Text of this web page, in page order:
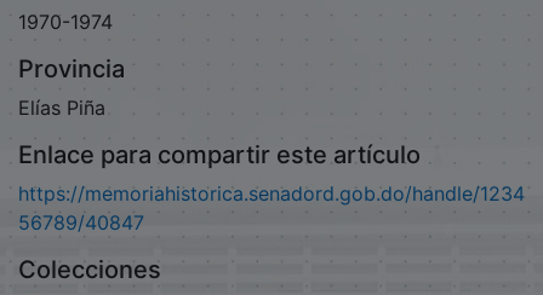
1970-1974
Provincia
Elías Piña
Enlace para compartir este artículo
https://memoriahistorica.senadord.gob.do/handle/1234
56789/40847
Colecciones